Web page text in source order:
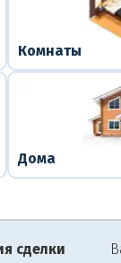
Комнаты
Дома
сделки